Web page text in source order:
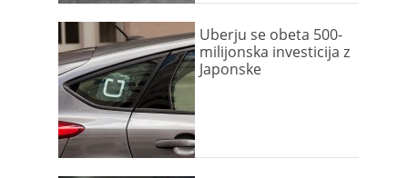
Uberju se obeta 500-
milijonska investicija z
Japonske